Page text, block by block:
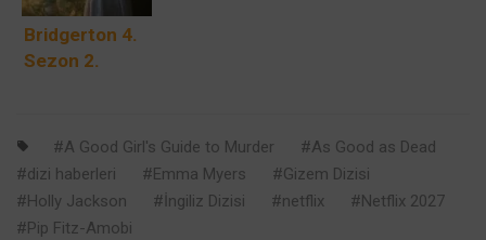
ve Gizem Daha
Karanlık
Bridgerton 4.
Sezon 2.
Aşk Hikayesi
Nefes Kesen
Finaline
Ulaşıyor
A Good Girl's Guide to Murder
As Good as Dead
dizi haberleri
Emma Myers
Gizem Dizisi
Holly Jackson
İngiliz Dizisi netflix
Netflix 2027
Pip Fitz-Amobi